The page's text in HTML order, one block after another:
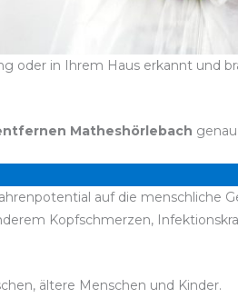
oder in Ihrem Haus erkannt und
Matheshörlebach
auf die menschliche
Kopfschmerzen,
ältere Menschen und Kinder.